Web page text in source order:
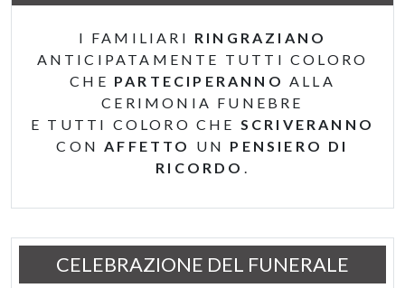
I FAMILIARI RINGRAZIANO
ANTICIPATAMENTE TUTTI COLORO
CHE PARTECIPERANNO ALLA
CERIMONIA FUNEBRE
E TUTTI COLORO CHE SCRIVERANNO
CON AFFETTO UN PENSIERO DI
RICORDO
CELEBRAZIONE DEL FUNERALE